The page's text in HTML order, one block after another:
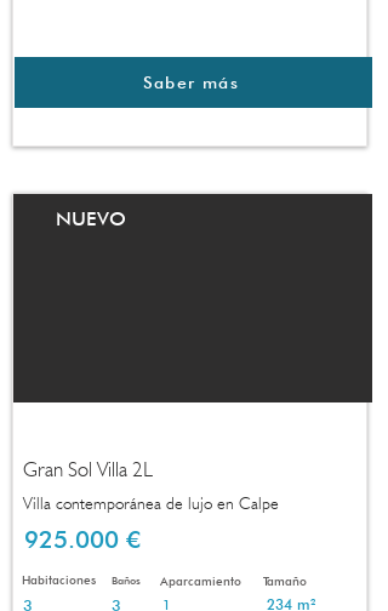
Saber más
NUEVO
Gran Sol Villa 2L
Villa contemporánea de lujo en Calpe
925.000 €
Habitaciones Baños Aparcamiento Tamaño
3 3 1 234 m²